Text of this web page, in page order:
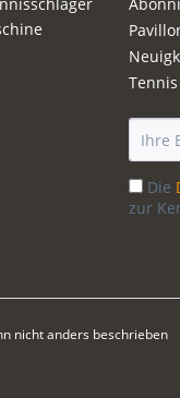
Die
zur
nicht anders beschrieben